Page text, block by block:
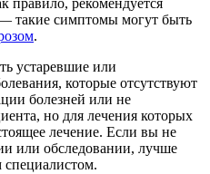
правило, рекомендуется
такие симптомы могут быть
.
устаревшие или
которые отсутствуют
болезней или не
но для лечения которых
лечение. Если вы не
или обследовании, лучше
специалистом.